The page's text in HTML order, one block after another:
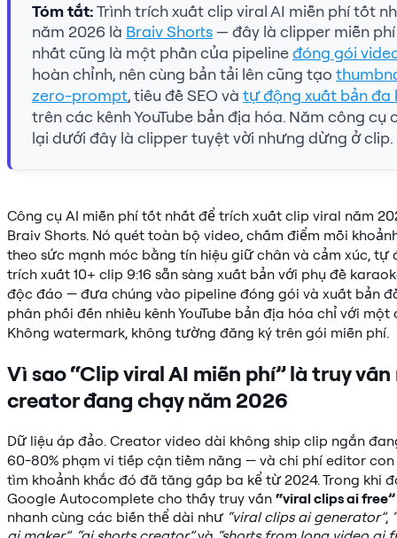
Tóm tắt:Trình trích xuất clip viral AI miễn phí tốt
năm 2026 là Braiv Shorts— đây là clipper miễn
nhất cũng là một phần của pipelineđóng gói
hoàn chỉnh, nên cùng bản tải lên cũng tạo
zero-prompt, tiêu đề SEO và tự động xuất bản đa
trên các kênh YouTube bản địa hóa. Năm công cụ
lại dưới đây là clipper tuyệt vời nhưng dừng ở clip.
Công cụ AI miễn phí tốt nhất để trích xuất clip viral năm
Braiv Shorts. Nó quét toàn bộ video, chấm điểm mỗi
theo sức mạnh móc bằng tín hiệu giữ chân và cảm xúc, tự
trích xuất 10+ clip 9:16 sẵn sàng xuất bản với phụ đề
độc đáo — đưa chúng vào pipeline đóng gói và xuất bản
phân phối đến nhiều kênh YouTube bản địa hóa chỉ với một
Không watermark, không tường đăng ký trên gói miễn phí.
Vì sao “Clip viral AI miễn phí” là truy
creator đang chạy năm 2026
Dữ liệu áp đảo. Creator video dài không ship clip ngắn
60-80% phạm vi tiếp cận tiềm năng — và chi phí editor
tìm khoảnh khắc đó đã tăng gấp ba kể từ 2024. Trong khi
Google Autocomplete cho thấy truy vấn “viral clips ai free”
nhanh cùng các biến thể dài như “viral clips ai generator”,